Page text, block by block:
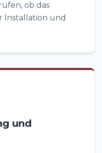
ob das
Installation und
und